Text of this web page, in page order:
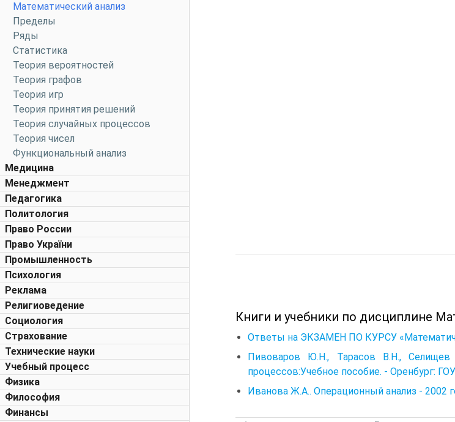
Математический анализ
Пределы
Ряды
Статистика
Теория вероятностей
Теория графов
Теория игр
Теория принятия решений
Теория случайных процессов
Теория чисел
Функциональный анализ
Медицина
Менеджмент
Педагогика
Политология
Право России
Право України
Промышленность
Психология
Реклама
Религиоведение
Социология
Страхование
Технические науки
Учебный процесс
Физика
Философия
Финансы
Книги и учебники по дисциплине
Ответы на ЭКЗАМЕН ПО КУРСУ
Пивоваров Ю.Н., Тарасов В.Н., Селищев
процессов:Учебное пособие. - Оренбург:
Иванова Ж.А.. Операционный анализ - 2002